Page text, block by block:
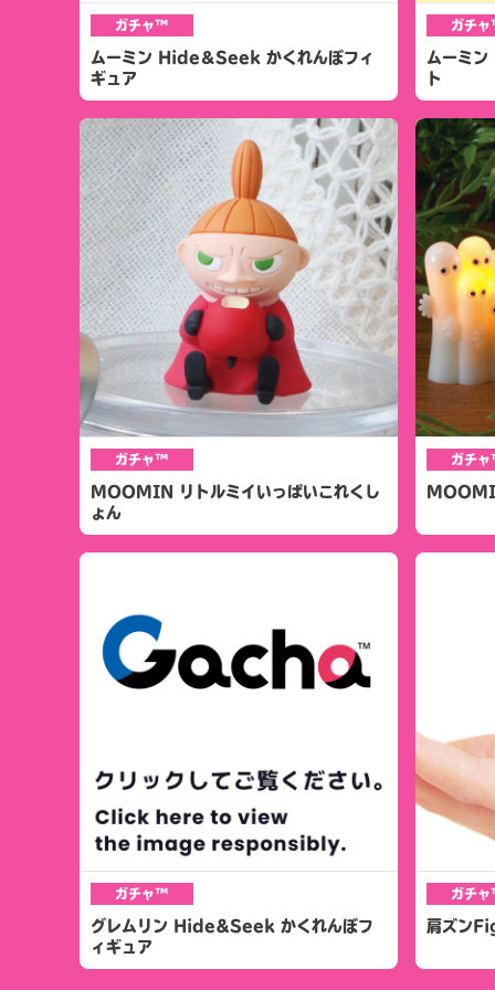
ガチャ™
ムーミン Hide＆Seek かくれんぼフィ
ギュア
ガチ
ムーミン
ト
ガチャ™
MOOMIN リトルミイいっぱいこれくし
ょん
ガチ
ガチャ™
グレムリン Hide&Seek かくれんぼフ
ィギュア
ガチ
肩ズン